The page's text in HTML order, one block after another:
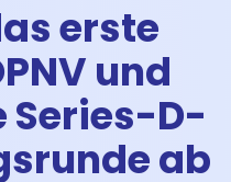
erste
und
Series-D-
ab